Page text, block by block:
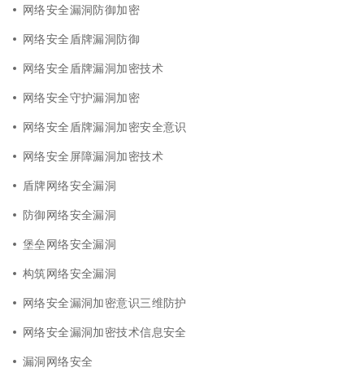
网络安全漏洞防御加密
网络安全盾牌漏洞防御
网络安全盾牌漏洞加密技术
网络安全守护漏洞加密
网络安全盾牌漏洞加密安全意识
网络安全屏障漏洞加密技术
盾牌网络安全漏洞
防御网络安全漏洞
堡垒网络安全漏洞
构筑网络安全漏洞
网络安全漏洞加密意识三维防护
网络安全漏洞加密技术信息安全
漏洞网络安全